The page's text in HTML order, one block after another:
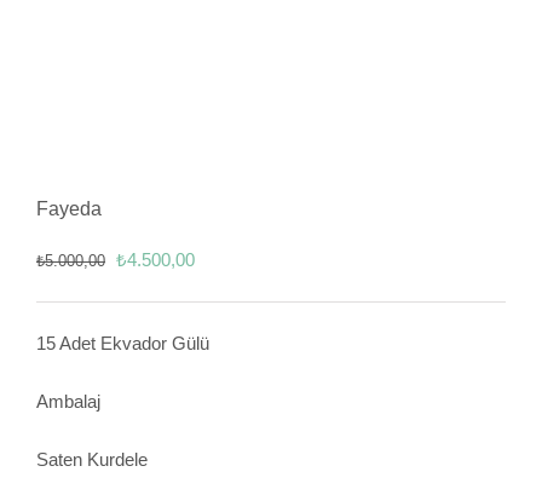
Fayeda
₺5.000,00 Orijinal
₺4.500,00Şu
15 Adet Ekvador Gülü
Ambalaj
Saten Kurdele